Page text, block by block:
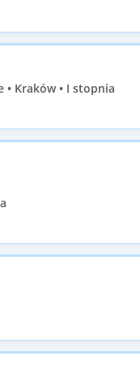
Kraków • I stopnia